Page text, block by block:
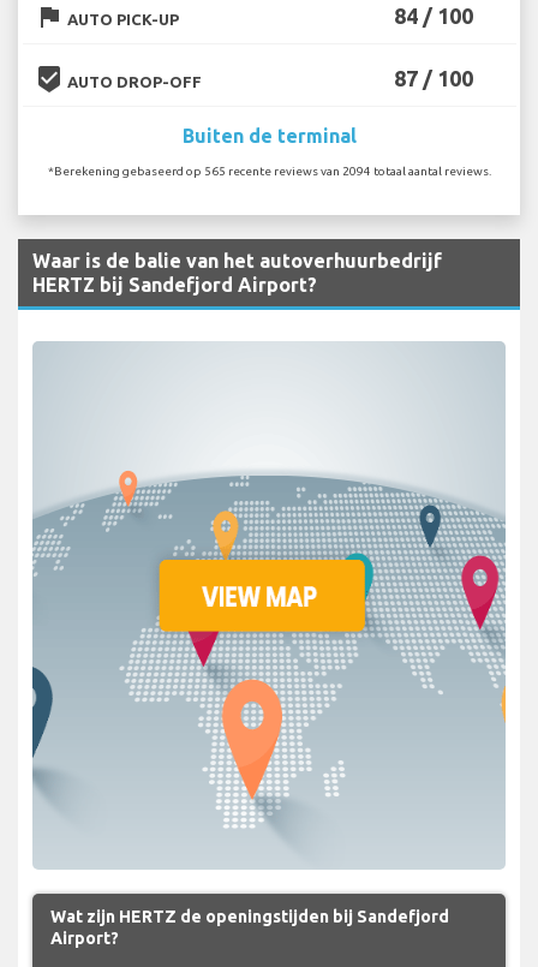
flag AUTO PICK-UP 84 / 100
beenhere AUTO DROP-OFF 87 / 100
Buiten de terminal
*Berekening gebaseerd op 565 recente reviews van 2094 totaal aantal reviews.
Waar is de balie van het autoverhuurbedrijf
HERTZ bij Sandefjord Airport?
Wat zijn HERTZ de openingstijden bij Sandefjord
Airport?